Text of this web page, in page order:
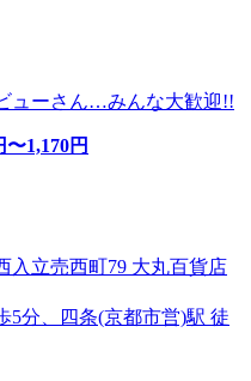
ューさん…みんな大歓迎!!
〜1,170円
入立売西町79 大丸百貨店
5分、四条(京都市営)駅 徒